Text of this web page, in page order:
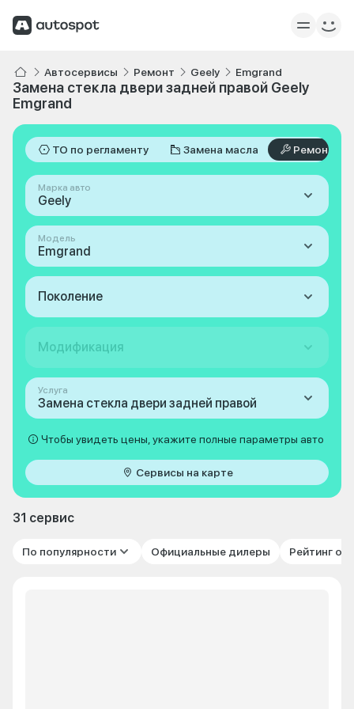
Автосервисы Ремонт Geely Emgrand
Замена стекла двери задней правой Geely
Emgrand
ТО по регламенту Замена масла Ремонт
Марка авто
Geely
Модель
Emgrand
Поколение
Модификация
Услуга
Замена стекла двери задней правой
Чтобы увидеть цены, укажите полные параметры авто
Сервисы на карте
31 сервис
По популярности Официальные дилеры Рейтинг